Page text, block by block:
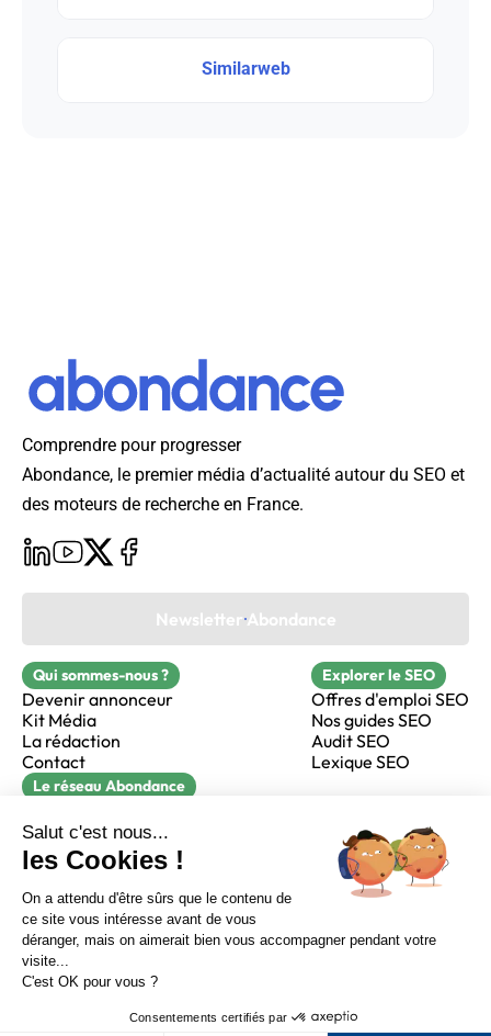
Sur LinkedIn Sur Youtube
Sur X Sur Facebook
Newsletter Abondance
Similarweb
Comprendre pour progresser
Abondance, le premier média d’actualité autour du SEO et
des moteurs de recherche en France.
Newsletter Abondance
Qui sommes-nous ?
Devenir annonceur
Kit Média
La rédaction
Contact
Explorer le SEO
Offres d'emploi SEO
Nos guides SEO
Audit SEO
Lexique SEO
Le réseau Abondance
Réacteur
alfie formation
CGV